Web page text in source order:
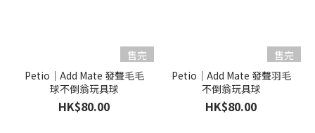
售完
Petio｜Add Mate 發聲毛毛
球不倒翁玩具球
HK$80.00
售完
Petio｜Add Mate 發聲羽毛
不倒翁玩具球
HK$80.00